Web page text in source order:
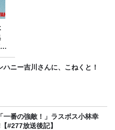
ハニー吉川さんに、こねくと！
一番の強敵！」ラスボス小林幸
#277放送後記】